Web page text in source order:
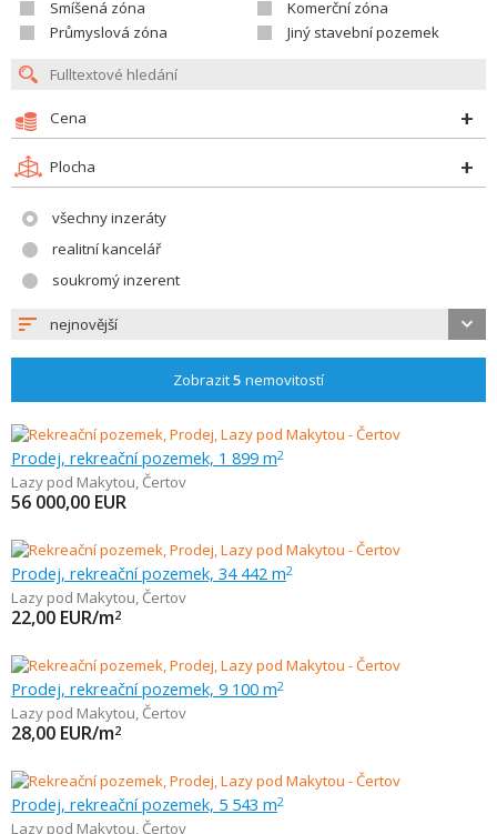
Smíšená zóna
Komerční zóna
Průmyslová zóna
Jiný stavební pozemek
Cena
Plocha
všechny inzeráty
realitní kancelář
soukromý inzerent
nejnovější
Zobrazit5 nemovitostí
Prodej, rekreační pozemek, 1 899 m2
Lazy pod Makytou, Čertov
56 000,00 EUR
Prodej, rekreační pozemek, 34 442 m2
Lazy pod Makytou, Čertov
22,00 EUR/m2
Prodej, rekreační pozemek, 9 100 m2
Lazy pod Makytou, Čertov
28,00 EUR/m2
Prodej, rekreační pozemek, 5 543 m2
Lazy pod Makytou, Čertov